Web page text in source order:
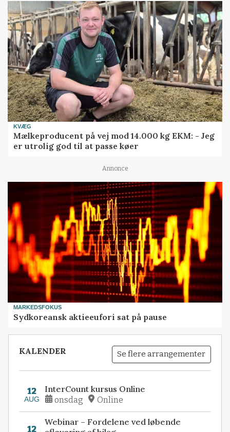
KVÆG
Mælkeproducent på vej mod 14.000 kg EKM: - Jeg
er utrolig god til at passe køer
Annonce
MARKEDSFOKUS
Sydkoreansk aktieeufori sat på pause
KALENDER Se flere arrangementer
12
AUG
InterCount kursus Online
onsdag Online
12
Webinar – Fordelene ved løbende